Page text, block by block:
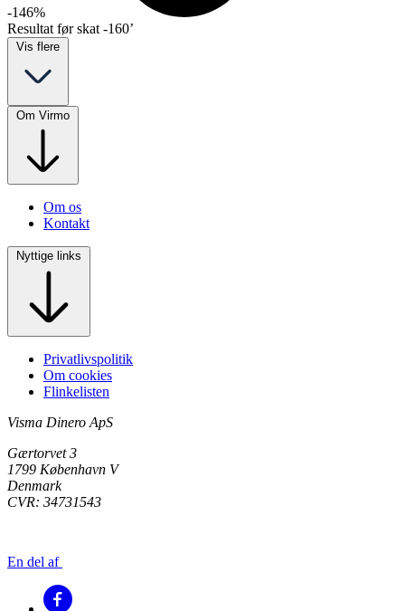
-146%
Resultat før skat -160’
Vis flere
Om Virmo
Om os
Kontakt
Nyttige links
Privatlivspolitik
Om cookies
Flinkelisten
Visma Dinero ApS
Gærtorvet 3
1799 København V
Denmark
CVR: 34731543
En del af